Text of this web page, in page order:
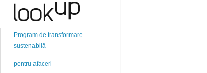
Program de transformare
sustenabilă
pentru afaceri